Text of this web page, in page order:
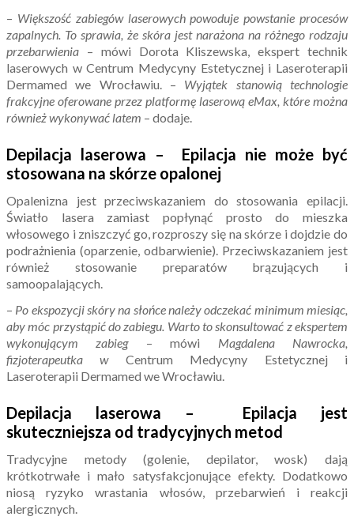
– Większość zabiegów laserowych powoduje powstanie procesów
zapalnych. To sprawia, że skóra jest narażona na różnego rodzaju
przebarwienia – mówi Dorota Kliszewska, ekspert technik
laserowych w Centrum Medycyny Estetycznej i Laseroterapii
Dermamed we Wrocławiu. – Wyjątek stanowią technologie
frakcyjne oferowane przez platformę laserową eMax, które można
również wykonywać latem – dodaje.
Depilacja laserowa – Epilacja nie może być
stosowana na skórze opalonej
Opalenizna jest przeciwskazaniem do stosowania epilacji.
Światło lasera zamiast popłynąć prosto do mieszka
włosowego i zniszczyć go, rozproszy się na skórze i dojdzie do
podrażnienia (oparzenie, odbarwienie). Przeciwskazaniem jest
również stosowanie preparatów brązujących i
samoopalających.
– Po ekspozycji skóry na słońce należy odczekać minimum miesiąc,
aby móc przystąpić do zabiegu. Warto to skonsultować z ekspertem
wykonującym zabieg– mówi Magdalena Nawrocka,
fizjoterapeutka w Centrum Medycyny Estetycznej i
Laseroterapii Dermamed we Wrocławiu.
Depilacja laserowa – Epilacja jest
skuteczniejsza od tradycyjnych metod
Tradycyjne metody (golenie, depilator, wosk) dają
krótkotrwałe i mało satysfakcjonujące efekty. Dodatkowo
niosą ryzyko wrastania włosów, przebarwień i reakcji
alergicznych.